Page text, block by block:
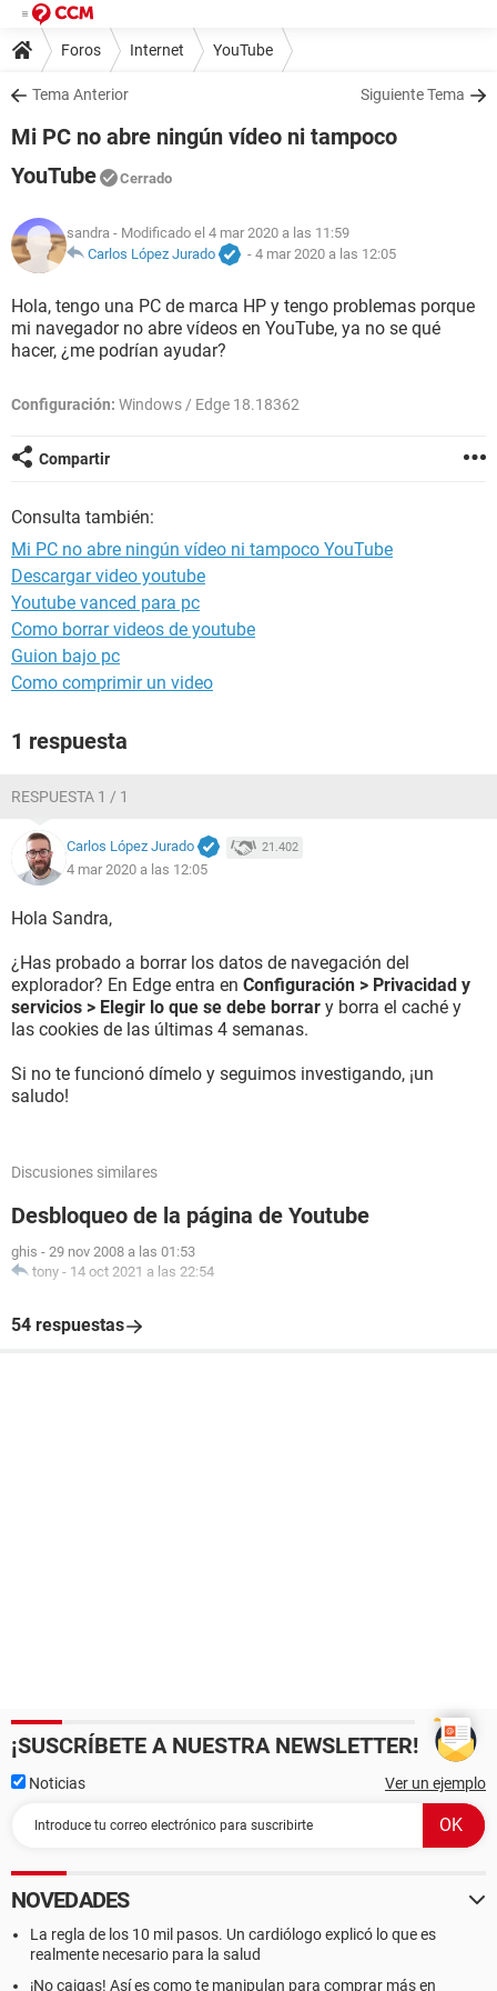
Foros Internet YouTube
Tema Anterior Siguiente Tema
Mi PC no abre ningún vídeo ni tampoco
YouTube
Cerrado
sandra - Modificado el 4 mar 2020 a las 11:59
Carlos López Jurado
- 4 mar 2020 a las 12:05
Hola, tengo una PC de marca HP y tengo problemas porque
mi navegador no abre vídeos en YouTube, ya no se qué
hacer, ¿me podrían ayudar?
Configuración: Windows / Edge 18.18362
Compartir
Consulta también:
Mi PC no abre ningún vídeo ni tampoco YouTube
Descargar video youtube
Youtube vanced para pc
Como borrar videos de youtube
Guion bajo pc
Como comprimir un video
1 respuesta
RESPUESTA 1 / 1
Carlos López Jurado 21.402
4 mar 2020 a las 12:05
Hola Sandra,
¿Has probado a borrar los datos de navegación del
explorador? En Edge entra en Configuración > Privacidad y
servicios > Elegir lo que se debe borrar y borra el caché y
las cookies de las últimas 4 semanas.
Si no te funcionó dímelo y seguimos investigando, ¡un
saludo!
Discusiones similares
Desbloqueo de la página de Youtube
ghis - 29 nov 2008 a las 01:53
tony - 14 oct 2021 a las 22:54
54 respuestas
¡SUSCRÍBETE A NUESTRA NEWSLETTER!
Noticias Ver un ejemplo
NOVEDADES
La regla de los 10 mil pasos. Un cardiólogo explicó lo que es
realmente necesario para la salud
¡No caigas! Así es como te manipulan para comprar más en